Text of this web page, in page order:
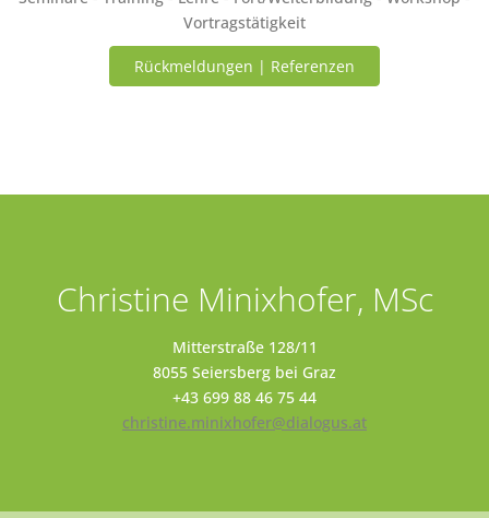
Vortragstätigkeit
Rückmeldungen | Referenzen
Christine Minixhofer, MSc
Mitterstraße 128/11
8055 Seiersberg bei Graz
+43 699 88 46 75 44
christine.minixhofer@dialogus.at